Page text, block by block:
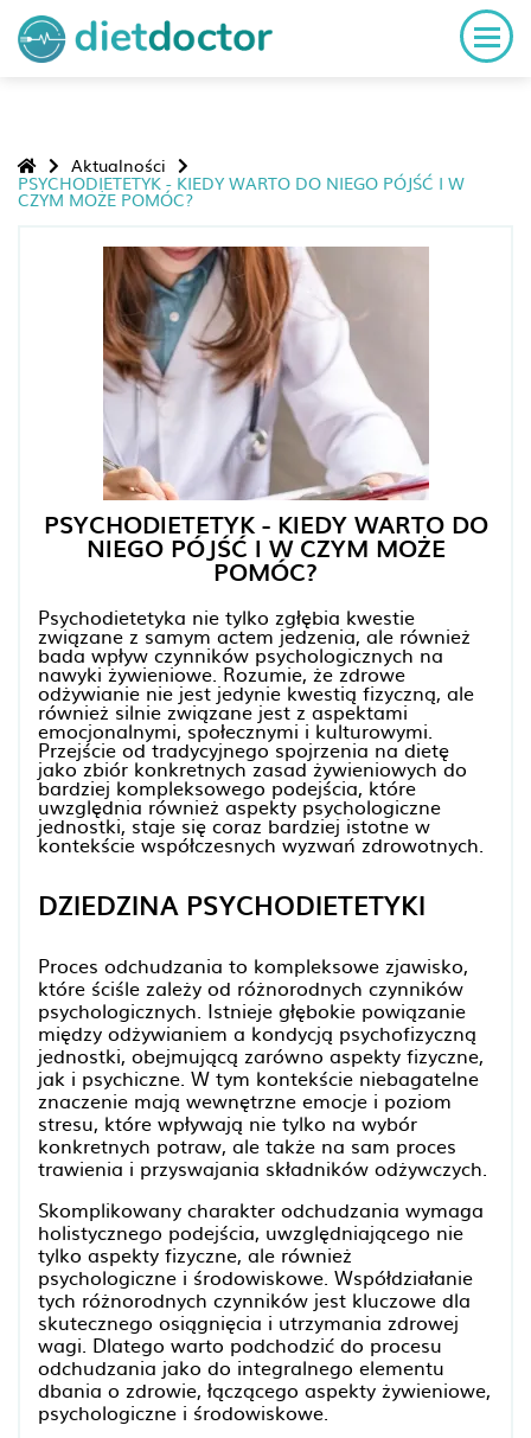
Aktualności
PSYCHODIETETYK - KIEDY WARTO DO NIEGO PÓJŚĆ I W
CZYM MOŻE POMÓC?
PSYCHODIETETYK - KIEDY WARTO DO
NIEGO PÓJŚĆ I W CZYM MOŻE
POMÓC?
Psychodietetyka nie tylko zgłębia kwestie
związane z samym actem jedzenia, ale również
bada wpływ czynników psychologicznych na
nawyki żywieniowe. Rozumie, że zdrowe
odżywianie nie jest jedynie kwestią fizyczną, ale
również silnie związane jest z aspektami
emocjonalnymi, społecznymi i kulturowymi.
Przejście od tradycyjnego spojrzenia na dietę
jako zbiór konkretnych zasad żywieniowych do
bardziej kompleksowego podejścia, które
uwzględnia również aspekty psychologiczne
jednostki, staje się coraz bardziej istotne w
kontekście współczesnych wyzwań zdrowotnych.
DZIEDZINA PSYCHODIETETYKI
Proces odchudzania to kompleksowe zjawisko,
które ściśle zależy od różnorodnych czynników
psychologicznych. Istnieje głębokie powiązanie
między odżywianiem a kondycją psychofizyczną
jednostki, obejmującą zarówno aspekty fizyczne,
jak i psychiczne. W tym kontekście niebagatelne
znaczenie mają wewnętrzne emocje i poziom
stresu, które wpływają nie tylko na wybór
konkretnych potraw, ale także na sam proces
trawienia i przyswajania składników odżywczych.
Skomplikowany charakter odchudzania wymaga
holistycznego podejścia, uwzględniającego nie
tylko aspekty fizyczne, ale również
psychologiczne i środowiskowe. Współdziałanie
tych różnorodnych czynników jest kluczowe dla
skutecznego osiągnięcia i utrzymania zdrowej
wagi. Dlatego warto podchodzić do procesu
odchudzania jako do integralnego elementu
dbania o zdrowie, łączącego aspekty żywieniowe,
psychologiczne i środowiskowe.